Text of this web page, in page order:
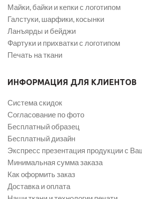
Майки, байки и кепки с логотипом
Галстуки, шарфики, косынки
Ланъярды и бейджи
Фартуки и прихватки с логотипом
Печать на ткани
ИНФОРМАЦИЯ ДЛЯ КЛИЕНТОВ
Система скидок
Согласование по фото
Бесплатный образец
Бесплатный дизайн
Экспресс презентация продукции с
Минимальная сумма заказа
Как оформить заказ
Доставка и оплата